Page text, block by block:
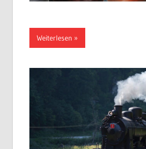
Weiterlesen